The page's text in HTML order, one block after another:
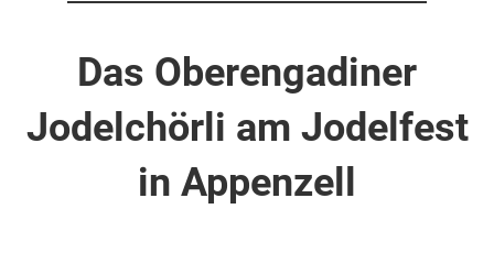
Das Oberengadiner
Jodelchörli am Jodelfest
in Appenzell